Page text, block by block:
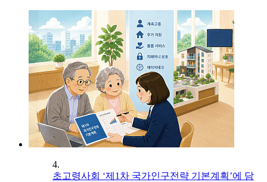
4.
초고령사회 ‘제1차 국가인구전략 기본계획’에 담